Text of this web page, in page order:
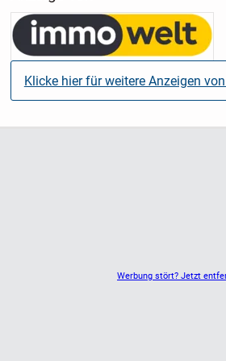
Altbauarchitektur, moderner
hochwertiger Ausstattung macht
idealen Zuhause für Singles, Paare
wertstabile Kapitalanlage. Aktuell ist
langfristig vermietet, die monatliche
Werbung stört? Jetzt
Klicke hier für weitere Anzeigen